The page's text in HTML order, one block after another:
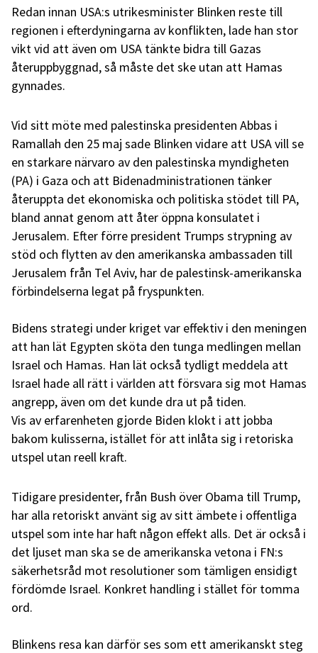
Redan innan USA:s utrikesminister Blinken reste till
regionen i efterdyningarna av konflikten, lade han stor
vikt vid att även om USA tänkte bidra till Gazas
återuppbyggnad, så måste det ske utan att Hamas
gynnades.
Vid sitt möte med palestinska presidenten Abbas i
Ramallah den 25 maj sade Blinken vidare att USA vill se
en starkare närvaro av den palestinska myndigheten
(PA) i Gaza och att Bidenadministrationen tänker
återuppta det ekonomiska och politiska stödet till PA,
bland annat genom att åter öppna konsulatet i
Jerusalem. Efter förre president Trumps strypning av
stöd och flytten av den amerikanska ambassaden till
Jerusalem från Tel Aviv, har de palestinsk-amerikanska
förbindelserna legat på fryspunkten.
Bidens strategi under kriget var effektiv i den meningen
att han lät Egypten sköta den tunga medlingen mellan
Israel och Hamas. Han lät också tydligt meddela att
Israel hade all rätt i världen att försvara sig mot Hamas
angrepp, även om det kunde dra ut på tiden.
Vis av erfarenheten gjorde Biden klokt i att jobba
bakom kulisserna, istället för att inlåta sig i retoriska
utspel utan reell kraft.
Tidigare presidenter, från Bush över Obama till Trump,
har alla retoriskt använt sig av sitt ämbete i offentliga
utspel som inte har haft någon effekt alls. Det är också i
det ljuset man ska se de amerikanska vetona i FN:s
säkerhetsråd mot resolutioner som tämligen ensidigt
fördömde Israel. Konkret handling i stället för tomma
ord.
Blinkens resa kan därför ses som ett amerikanskt steg